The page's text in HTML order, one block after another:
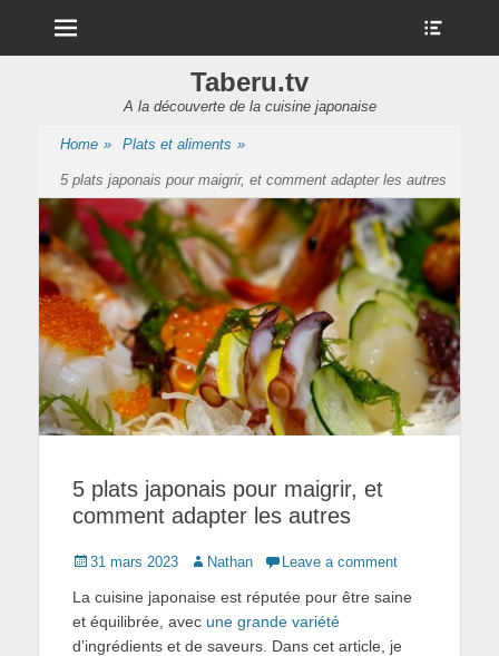
Menu
Taberu.tv
A la découverte de la cuisine japonaise
Home » Plats et aliments »
5 plats japonais pour maigrir, et comment adapter les autres
5 plats japonais pour maigrir, et
comment adapter les autres
Posted
31 mars 2023 Author
Nathan Leave a comment
La cuisine japonaise est réputée pour être saine
et équilibrée, avec une grande variété
d’ingrédients et de saveurs. Dans cet article, je